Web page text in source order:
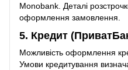
Monobank. Деталі
оформлення замовлення.
5. Кредит
Можливість оформлення
Умови кредитування